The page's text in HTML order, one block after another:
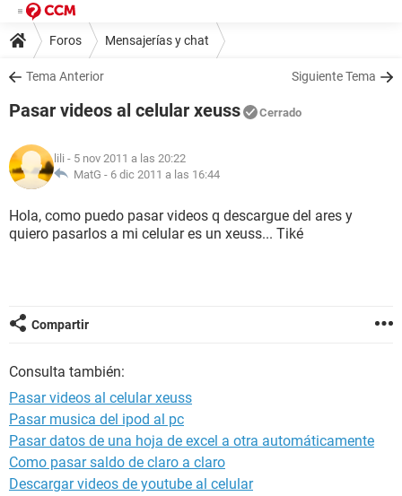
Foros Mensajerías y chat
Tema Anterior Siguiente Tema
Pasar videos al celular xeuss Cerrado
lili - 5 nov 2011 a las 20:22
MatG - 6 dic 2011 a las 16:44
Hola, como puedo pasar videos q descargue del ares y
quiero pasarlos a mi celular es un xeuss... Tiké
Compartir
Consulta también:
Pasar videos al celular xeuss
Pasar musica del ipod al pc
Pasar datos de una hoja de excel a otra automáticamente
Como pasar saldo de claro a claro
Descargar videos de youtube al celular